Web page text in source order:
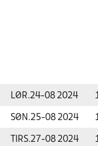
LØR.24-08 2024
SØN.25-08 2024
TIRS.27-08 2024